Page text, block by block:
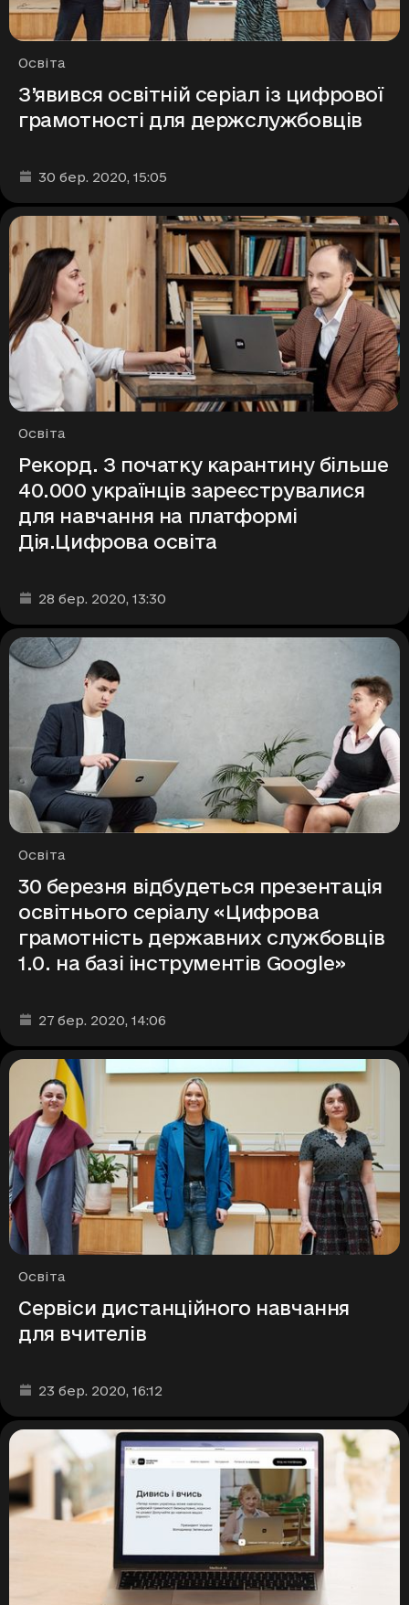
Рубрики
Освіта
З’явився освітній серіал із цифрової
грамотності для держслужбовців
Дата та час публікації
30 бер. 2020, 15:05
Рубрики
Освіта
Рекорд. З початку карантину більше
40.000 українців зареєструвалися
для навчання на платформі
Дія.Цифрова освіта
Дата та час публікації
28 бер. 2020, 13:30
Рубрики
Освіта
30 березня відбудеться презентація
освітнього серіалу «Цифрова
грамотність державних службовців
1.0. на базі інструментів Google»
Дата та час публікації
27 бер. 2020, 14:06
Рубрики
Освіта
Сервіси дистанційного навчання
для вчителів
Дата та час публікації
23 бер. 2020, 16:12